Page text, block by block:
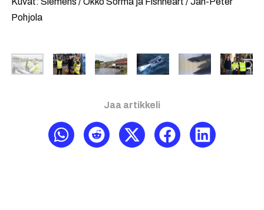
Pohjola
Jaa artikkeli